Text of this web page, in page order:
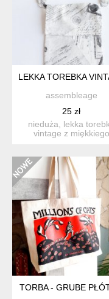
LEKKA TOREBKA
assembleage
25 zł
nieduża, lekka
vintage z miękkiego
TORBA - GRUBE